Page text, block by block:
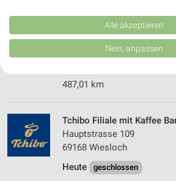
Ernsting's family Wiesloch
Hauptstr. 69
69168 Wiesloch
487,01 km
Tchibo Filiale mit Kaffee
Hauptstrasse 109
69168 Wiesloch
Heute
geschlossen
Kombinationen von Daten aus verschiedenen
Verbesserung der Angebote. Verwendung
von Inhalten.
Daten können außerhalb der Europäischen Union
USA gesendet werden.
Website/App.
IAB-Verarbeitungszwecke:
Speichern von oder Zugriff auf
auf einem Endgerät
Alle akzeptieren
Nein, anpassen